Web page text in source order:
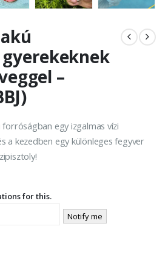
–
egy izgalmas vízi
a kezedben egy különleges fegyver
for this.
Notify me